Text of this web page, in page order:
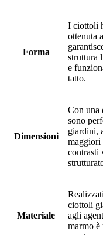
Forma
I ciottoli
ottenuta
struttura
e
tatto.
Dimensioni
Con una
sono
giardini,
maggiori
contrasti
Materiale
ciottoli
agli
marmo è